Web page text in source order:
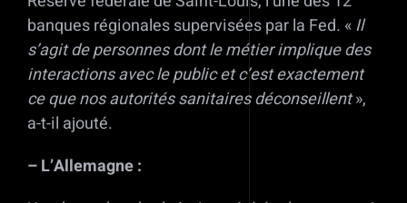
banques régionales supervisées par la Fed. «Il
s’agit de personnes dont le métier implique des
interactions avec le public et c’est exactement
ce que nos autorités sanitaires déconseillent»,
a-t-il ajouté.
– L’Allemagne :